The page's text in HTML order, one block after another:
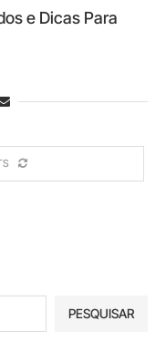
e Dicas Para
PESQUISAR